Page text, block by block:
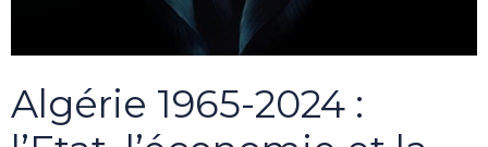
Algérie 1965-2024 :